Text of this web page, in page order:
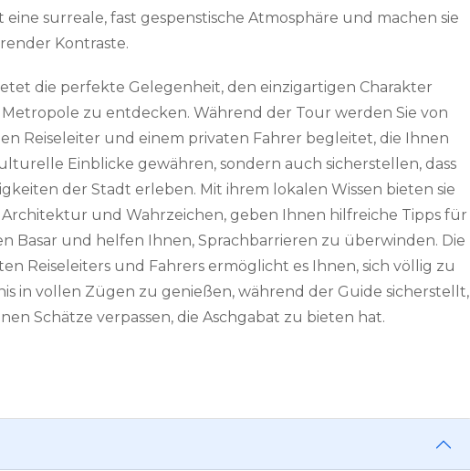
surreale, fast gespenstische Atmosphäre und machen sie
Kontraste.
die perfekte Gelegenheit, den einzigartigen Charakter
zu entdecken. Während der Tour werden Sie von
Reiseleiter und einem privaten Fahrer begleitet, die Ihnen
Einblicke gewähren, sondern auch sicherstellen, dass
der Stadt erleben. Mit ihrem lokalen Wissen bieten sie
Architektur und Wahrzeichen, geben Ihnen hilfreiche Tipps für
Basar und helfen Ihnen, Sprachbarrieren zu überwinden. Die
Reiseleiters und Fahrers ermöglicht es Ihnen, sich völlig zu
in vollen Zügen zu genießen, während der Guide sicherstellt,
Schätze verpassen, die Aschgabat zu bieten hat.